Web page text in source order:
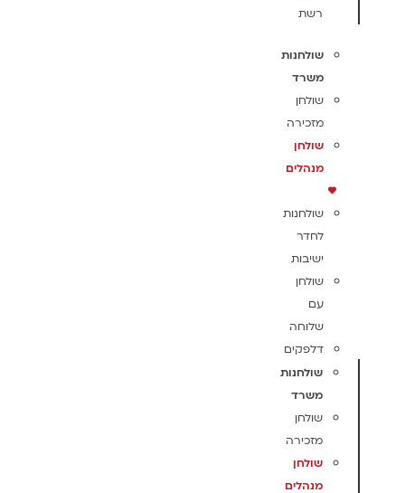
רשת
שולחנות
משרד
שולחן
מזכירה
שולחן
מנהלים
שולחנות
לחדר
ישיבות
שולחן
עם
שלוחה
דלפקים
שולחנות
משרד
שולחן
מזכירה
שולחן
מנהלים